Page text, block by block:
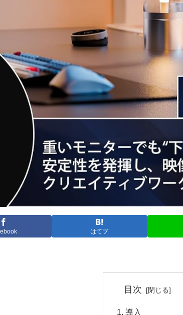
はてブ
目次
導入